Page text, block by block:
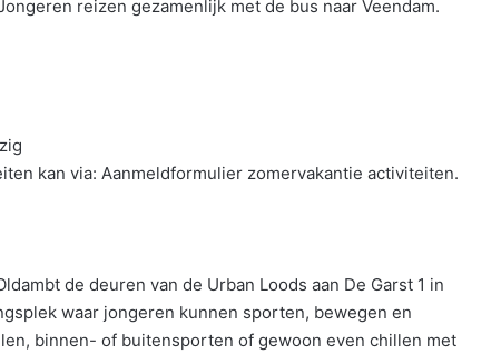
reizen gezamenlijk met de bus naar Veendam.
kan via: Aanmeldformulier zomervakantie activiteiten.
de deuren van de Urban Loods aan De Garst 1 in
waar jongeren kunnen sporten, bewegen en
binnen- of buitensporten of gewoon even chillen met